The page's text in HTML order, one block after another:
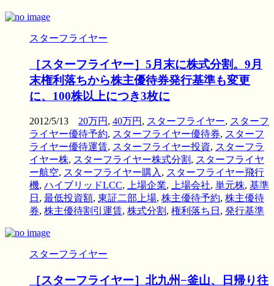
スターフライヤー
［スターフライヤー］5月末に株式分割。9月
末権利落ちから株主優待券発行基準も変更
に、100株以上につき3枚に
2012/5/13 20万円 , 40万円 , スターフライヤー, スターフ
ライヤー優待予約, スターフライヤー優待券, スターフ
ライヤー優待運賃, スターフライヤー投資, スターフラ
イヤー株, スターフライヤー株式分割 , スターフライヤ
ー航空, スターフライヤー購入 , スターフライヤー飛行
機, ハイブリッドLCC, 上場企業, 上場会社, 単元株, 基準
日 , 最低投資額, 東証二部上場, 株主優待予約, 株主優待
券, 株主優待割引運賃, 株式分割 , 権利落ち日 , 発行基準
スターフライヤー
［スターフライヤー］北九州−釜山、日帰り往